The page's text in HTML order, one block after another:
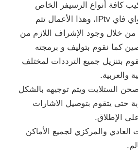
كافة أنواع الرسيفر الخاص
بالانترنت و الواي فاي IPtv، وهذا الأعمال تتم
من خلال وجود الإشراف اللازم من
كما نقوم بتوليف و برمجته
بتنزيل جميع الترددات لمختلف
والعربية.
الستلايت ويتم توجيهه بالشكل
حتى يتقوم بتوصيل الاشارات
الإطلاق.
العادي والمركزي لجميع الأماكن